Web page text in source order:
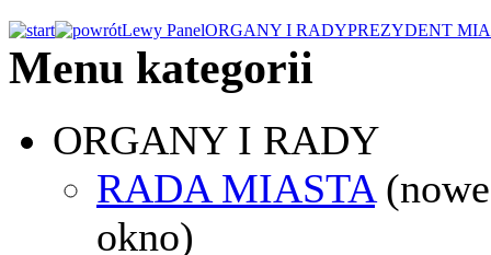
Lewy PanelORGANY I RADYPREZYDENT
Menu kategorii
ORGANY I RADY
RADA MIASTA (nowe
okno)